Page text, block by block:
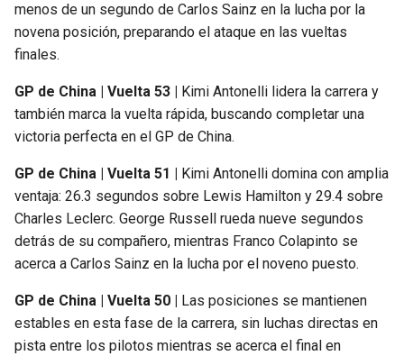
menos de un segundo de Carlos Sainz en la lucha por la
novena posición, preparando el ataque en las vueltas
finales.
GP de China | Vuelta 53 |
Kimi Antonelli lidera la carrera y
también marca la vuelta rápida, buscando completar una
victoria perfecta en el GP de China.
GP de China | Vuelta 51 |
Kimi Antonelli domina con amplia
ventaja: 26.3 segundos sobre Lewis Hamilton y 29.4 sobre
Charles Leclerc. George Russell rueda nueve segundos
detrás de su compañero, mientras Franco Colapinto se
acerca a Carlos Sainz en la lucha por el noveno puesto.
GP de China | Vuelta 50 |
Las posiciones se mantienen
estables en esta fase de la carrera, sin luchas directas en
pista entre los pilotos mientras se acerca el final en